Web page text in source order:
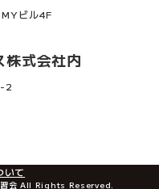
ビル4F
株式会社内
2
いて
会 All Rights Reserved.